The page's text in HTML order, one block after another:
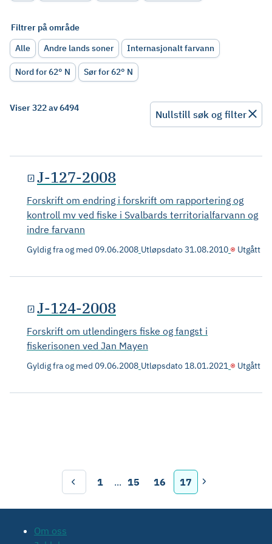
Filtrer på område
Alle
Andre lands soner Internasjonalt farvann
Nord for 62° N Sør for 62° N
Viser 322 av 6494
Nullstill søk og filter
J-127-2008
Forskrift om endring i forskrift om rapportering og
kontroll mv ved fiske i Svalbards territorialfarvann og
indre farvann
Gyldig fra og med 09.06.2008 Utløpsdato31.08.2010 Utgått
J-124-2008
Forskrift om utlendingers fiske og fangst i
fiskerisonen ved Jan Mayen
Gyldig fra og med 09.06.2008 Utløpsdato 18.01.2021 Utgått
1 ... 15 16 17
Om oss